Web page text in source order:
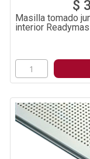
$
Masilla tomado
interior